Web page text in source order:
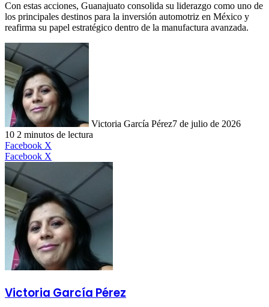
Con estas acciones, Guanajuato consolida su liderazgo como uno de
los principales destinos para la inversión automotriz en México y
reafirma su papel estratégico dentro de la manufactura avanzada.
Victoria García Pérez7 de julio de 2026
10 2 minutos de lectura
Facebook X
Facebook X
electrónico
Victoria García Pérez